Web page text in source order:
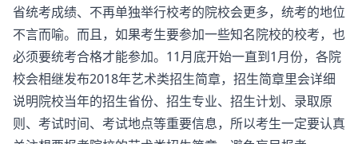
省统考成绩、不再单独举行校考的院校会更多，统考的地位
不言而喻。而且，如果考生要参加一些知名院校的校考，也
必须要统考合格才能参加。11月底开始一直到1月份，各院
校会相继发布2018年艺术类招生简章，招生简章里会详细
说明院校当年的招生省份、招生专业、招生计划、录取原
则、考试时间、考试地点等重要信息，所以考生一定要认真